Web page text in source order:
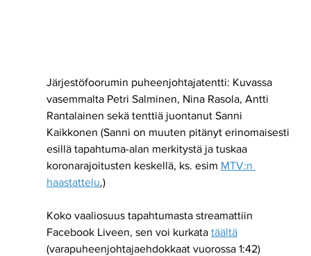
Järjestöfoorumin puheenjohtajatentti: Kuvassa
vasemmalta Petri Salminen, Nina Rasola, Antti
Rantalainen sekä tenttiä juontanut Sanni
Kaikkonen (Sanni on muuten pitänyt erinomaisesti
esillä tapahtuma-alan merkitystä ja tuskaa
koronarajoitusten keskellä, ks. esim MTV:n
haastattelu.)
Koko vaaliosuus tapahtumasta streamattiin
Facebook Liveen, sen voi kurkata täältä
(varapuheenjohtajaehdokkaat vuorossa 1:42)